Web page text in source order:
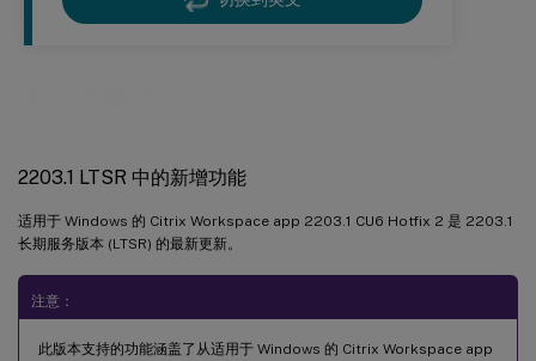
2203.1 LTSR 中的新增功能
适用于 Windows 的 Citrix Workspace app 2203.1 CU6 Hotfix 2 是 2203.1
长期服务版本 (LTSR) 的最新更新。
注意：
此版本支持的功能涵盖了从适用于 Windows 的 Citrix Workspace app